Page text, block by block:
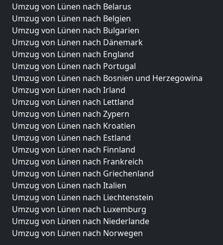
Umzug von Lünen nach Belarus
Umzug von Lünen nach Belgien
Umzug von Lünen nach Bulgarien
Umzug von Lünen nach Dänemark
Umzug von Lünen nach England
Umzug von Lünen nach Portugal
Umzug von Lünen nach Bosnien und Herzegowina
Umzug von Lünen nach Irland
Umzug von Lünen nach Lettland
Umzug von Lünen nach Zypern
Umzug von Lünen nach Kroatien
Umzug von Lünen nach Estland
Umzug von Lünen nach Finnland
Umzug von Lünen nach Frankreich
Umzug von Lünen nach Griechenland
Umzug von Lünen nach Italien
Umzug von Lünen nach Liechtenstein
Umzug von Lünen nach Luxemburg
Umzug von Lünen nach Niederlande
Umzug von Lünen nach Norwegen